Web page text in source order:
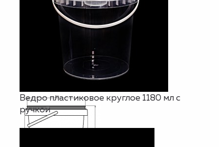
Ведро пластиковое круглое 1180 мл с
ручкой